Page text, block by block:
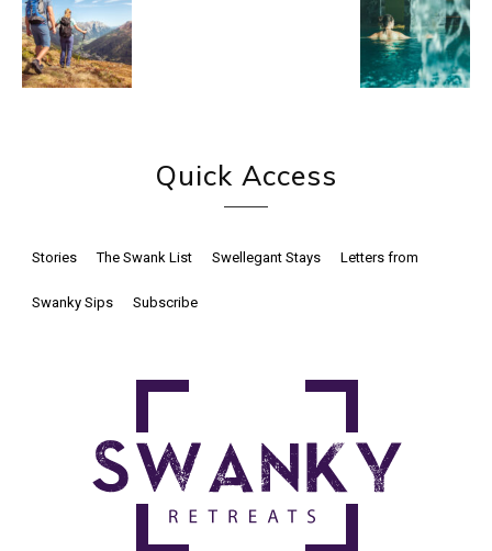
Quick Access
Stories The Swank List Swellegant Stays Letters from
Swanky Sips Subscribe